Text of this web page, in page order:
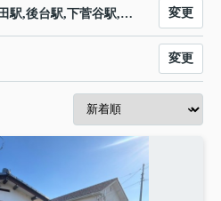
水戸駅,常陸青柳駅,常陸津田駅,後台駅,下菅谷駅,中菅谷駅,上菅谷駅,南酒出駅,額田駅,河合駅,谷河原駅,常陸太田駅,常陸鴻巣駅,瓜連駅,静駅,常陸大宮駅,玉川村駅,野上原駅,山方宿駅,中舟生駅,下小川駅,西金駅,上小川駅,袋田駅,常陸大子駅,下野宮駅,矢祭山駅,東館駅,南石井駅,磐城石井駅,磐城塙駅,近津駅,中豊駅,磐城棚倉駅,磐城浅川駅,里白石駅,磐城石川駅,野木沢駅,川辺沖駅,泉郷駅,川東駅,小塩江駅,谷田川駅,磐城守山駅,安積永盛駅,郡山駅 変更
変更